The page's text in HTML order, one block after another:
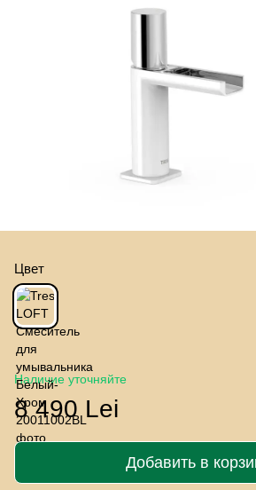
Цвет
Наличие уточняйте
8 490 Lei
Добавить в